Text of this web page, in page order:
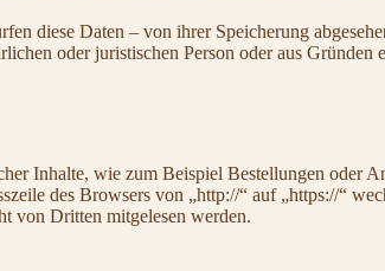
diese Daten – von ihrer Speicherung
oder juristischen Person oder aus
Inhalte, wie zum Beispiel Bestellungen oder
des Browsers von „http://“ auf „https://“
von Dritten mitgelesen werden.